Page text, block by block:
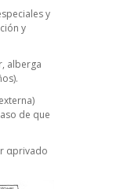
y
y
alberga
de que
αprivado